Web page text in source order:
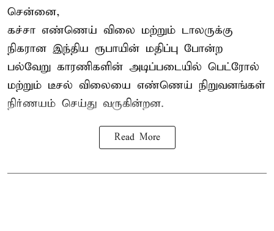
சென்னை,
கச்சா எண்ணெய் விலை மற்றும் டாலருக்கு
நிகரான இந்திய ரூபாயின் மதிப்பு போன்ற
பல்வேறு காரணிகளின் அடிப்படையில் பெட்ரோல்
மற்றும் டீசல் விலையை எண்ணெய் நிறுவனங்கள்
நிர்ணயம் செய்து வருகின்றன.
Read More